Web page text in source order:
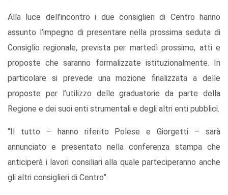
Alla luce dell’incontro i due consiglieri di Centro hanno
assunto l’impegno di presentare nella prossima seduta di
Consiglio regionale, prevista per martedì prossimo, atti e
proposte che saranno formalizzate istituzionalmente. In
particolare si prevede una mozione finalizzata a delle
proposte per l’utilizzo delle graduatorie da parte della
Regione e dei suoi enti strumentali e degli altri enti pubblici.
“Il tutto – hanno riferito Polese e Giorgetti – sarà
annunciato e presentato nella conferenza stampa che
anticiperà i lavori consiliari alla quale parteciperanno anche
gli altri consiglieri di Centro”.